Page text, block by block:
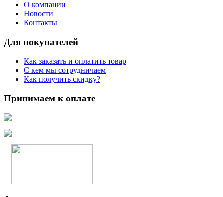
О компании
Новости
Контакты
Для покупателей
Как заказать и оплатить товар
С кем мы сотрудничаем
Как получить скидку?
Принимаем к оплате